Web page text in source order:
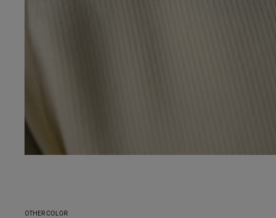
OTHER COLOR